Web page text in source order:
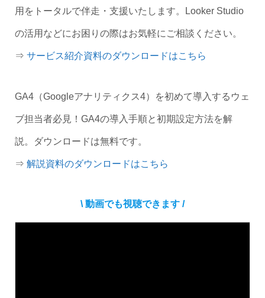
用をトータルで伴走・支援いたします。Looker Studio
の活用などにお困りの際はお気軽にご相談ください。
⇒ サービス紹介資料のダウンロードはこちら
GA4（Googleアナリティクス4）を初めて導入するウェ
ブ担当者必見！GA4の導入手順と初期設定方法を解
説。ダウンロードは無料です。
⇒ 解説資料のダウンロードはこちら
\ 動画でも視聴できます /